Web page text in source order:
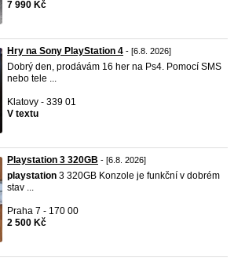
7 990 Kč
Hry na Sony PlayStation 4 - [6.8. 2026]
Dobrý den, prodávám 16 her na Ps4. Pomocí SMS
nebo tele ...
Klatovy - 339 01
V textu
Playstation 3 320GB - [6.8. 2026]
playstation 3 320GB Konzole je funkční v dobrém
stav ...
Praha 7 - 170 00
2 500 Kč